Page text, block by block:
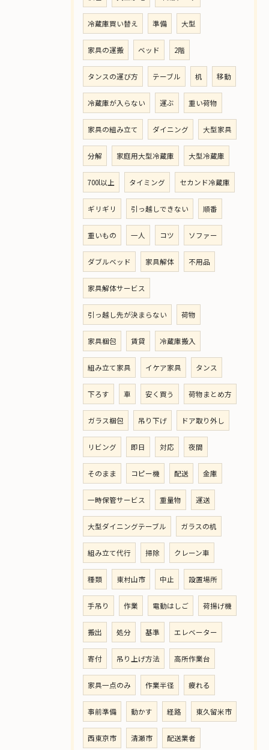
冷蔵庫買い替え 準備 大型
家具の運搬 ベッド 2階
タンスの運び方 テーブル 机 移動
冷蔵庫が入らない 運ぶ 重い荷物
家具の組み立て ダイニング 大型家具
分解 家庭用大型冷蔵庫 大型冷蔵庫
700l以上 タイミング セカンド冷蔵庫
ギリギリ 引っ越しできない 順番
重いもの 一人 コツ ソファー
ダブルベッド 家具解体 不用品
家具解体サービス
引っ越し先が決まらない 荷物
家具梱包 賃貸 冷蔵庫搬入
組み立て家具 イケア家具 タンス
下ろす 車 安く買う 荷物まとめ方
ガラス梱包 吊り下げ ドア取り外し
リビング 即日 対応 夜間
そのまま コピー機 配送 金庫
一時保管サービス 重量物 運送
大型ダイニングテーブル ガラスの机
組み立て代行 掃除 クレーン車
種類 東村山市 中止 設置場所
手吊り 作業 電動はしご 荷揚げ機
搬出 処分 基準 エレベーター
寄付 吊り上げ方法 高所作業台
家具一点のみ 作業半径 疲れる
事前準備 動かす 経路 東久留米市
西東京市 清瀬市 配送業者